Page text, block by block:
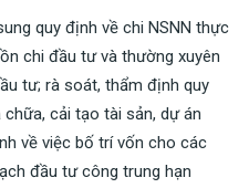
quy định về chi NSNN thực
chi đầu tư và thường xuyên
tư; rà soát, thẩm định quy
cải tạo tài sản, dự án
về việc bố trí vốn cho các
đầu tư công trung hạn